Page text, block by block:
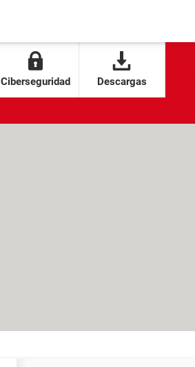
Ciberseguridad Descargas